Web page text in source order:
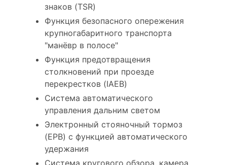
знаков (TSR)
Функция безопасного опережения
крупногабаритного транспорта
"манёвр в полосе"
Функция предотвращения
столкновений при проезде
перекрестков (IAEB)
Система автоматического
управления дальним светом
Электронный стояночный тормоз
(EPB) с функцией автоматического
удержания
Система кругового обзора, камера